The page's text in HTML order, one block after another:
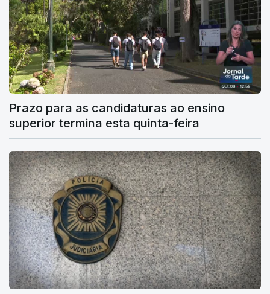
Prazo para as candidaturas ao ensino
superior termina esta quinta-feira